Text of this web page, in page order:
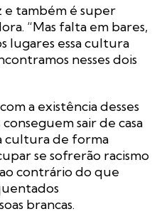
e também é super
“Mas falta em bares,
lugares essa cultura
nesses dois
a existência desses
conseguem sair de casa
cultura de forma
se sofrerão racismo
contrário do que
brancas.